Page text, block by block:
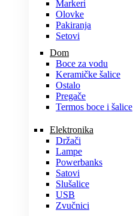
Markeri
Olovke
Pakiranja
Setovi
Dom
Boce za vodu
Keramičke šalice
Ostalo
Pregače
Termos boce i šalice
Elektronika
Držači
Lampe
Powerbanks
Satovi
Slušalice
USB
Zvučnici